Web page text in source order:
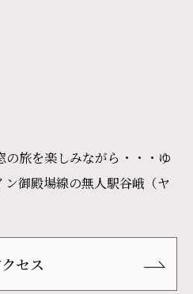
旅を楽しみながら・・・ゆ
御殿場線の無人駅谷峨（ヤ
セス